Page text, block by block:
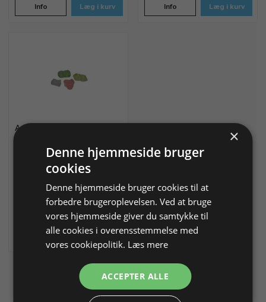
Info Læg i kurv Info Læg i kurv
Assorteret krystaller, pose
Smaragd, akvamarin, grøn
turmalin, pink turmalin.
Varenr. 875180 På lager
685,00 DKK
Info Læg i kurv
Du har set 7 varer af 7
×
Denne hjemmeside bruger
cookies
Denne hjemmeside bruger cookies til at
forbedre brugeroplevelsen. Ved at bruge
vores hjemmeside giver du samtykke til
alle cookies i overensstemmelse med
vores cookiepolitik. Læs mere
ACCEPTER ALLE